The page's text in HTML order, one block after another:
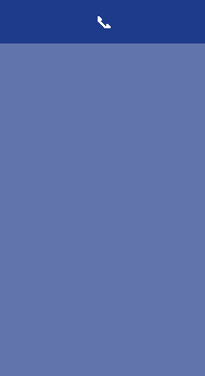
📞